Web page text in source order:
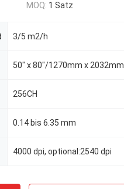
MOQ: 1 Satz
3/5 m2/h
50" x 80"/1270mm x 2032mm
256CH
0.14 bis 6.35 mm
4000 dpi, optional:2540 dpi